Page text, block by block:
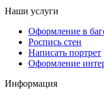
Наши услуги
Оформление в
Роспись стен
Написать портрет
Оформление
Информация